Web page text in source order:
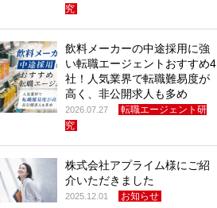
究
飲料メーカーの中途採用に強
い転職エージェントおすすめ4
社！人気業界で転職難易度が
高く、非公開求人も多め
2026.07.27
転職エージェント研
究
株式会社アプライム様にご紹
介いただきました
2025.12.01 お知らせ